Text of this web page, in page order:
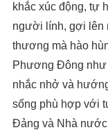
khắc xúc động, tự
người lính, gợi lên
thương mà hào
Phương Đông
nhắc nhở và
sống phù hợp với
Đảng và Nhà nước